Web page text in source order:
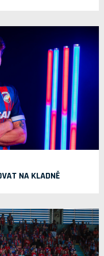
NA KLADNĚ